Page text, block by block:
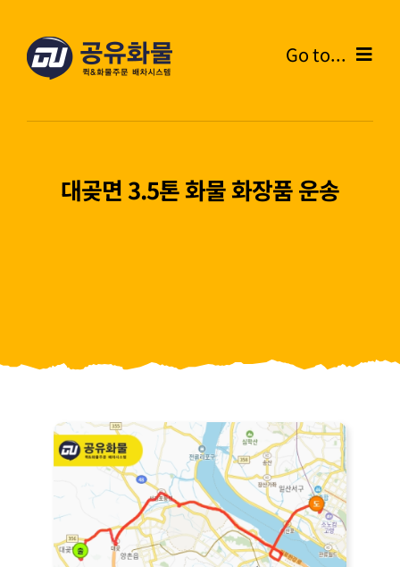
Go to...
블로그
대곶면 3.5톤 화물 화장품 운송